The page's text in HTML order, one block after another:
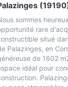
sommes
rare
situé
Palazinges, en
de 1602
idéal pour